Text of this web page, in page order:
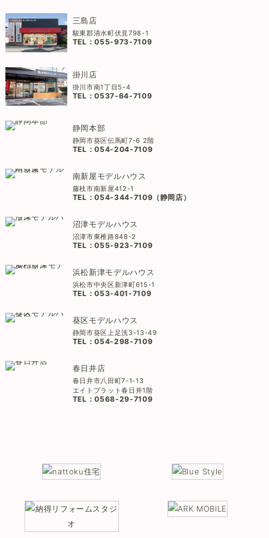
三島店
駿東郡清水町伏見798-1
TEL：055-973-7109
掛川店
掛川市南1丁目5-4
TEL：0537-64-7109
静岡本部
静岡市葵区伝馬町7-6 2階
TEL：054-204-7109
南新屋モデルハウス
藤枝市南新屋412-1
TEL：054-344-7109（静岡店）
沼津モデルハウス
沼津市東椎路848-2
TEL：055-923-7109
浜松新津モデルハウス
浜松市中央区新津町615-1
TEL：053-401-7109
葵区モデルハウス
静岡市葵区上足洗3-13-49
TEL：054-298-7109
春日井店
春日井市八田町7-1-13
エイトプラット春日井1階
TEL：0568-29-7109